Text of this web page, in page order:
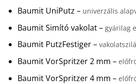
Baumit UniPutz – univerzális
Baumit Simító vakolat – gyárilag
Baumit PutzFestiger –
Baumit VorSpritzer 2 mm –
Baumit VorSpritzer 4 mm –